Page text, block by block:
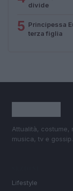
divide
5 Principessa
terza figlia
Attualità, costume,
musica, tv e gossip.
Lifestyle